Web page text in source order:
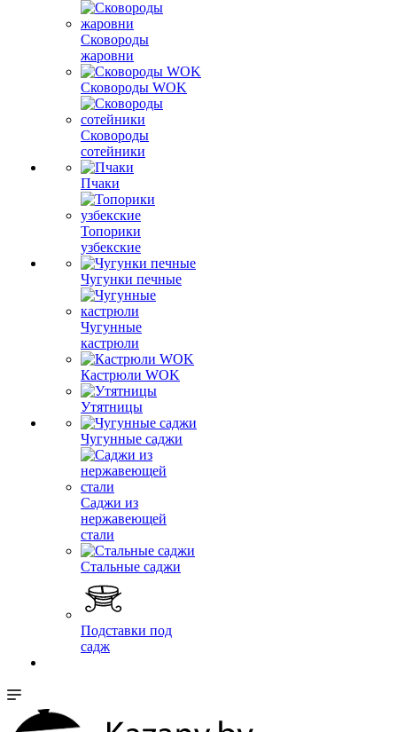
Сковороды
жаровни
Сковороды WOK
Сковороды
сотейники
Пчаки
Топорики
узбекские
Чугунки печные
Чугунные
кастрюли
Кастрюли WOK
Утятницы
Чугунные саджи
Саджи из
нержавеющей
стали
Стальные саджи
Подставки под
садж